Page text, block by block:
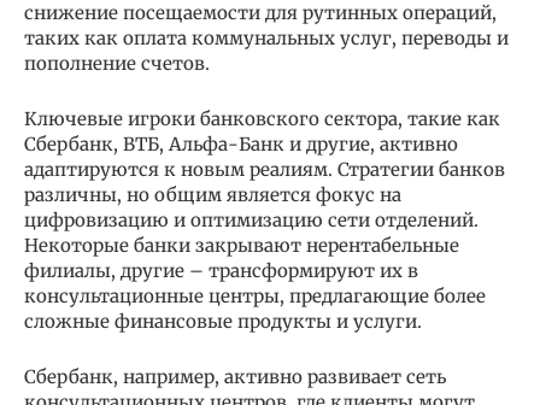
снижение посещаемости для рутинных операций,
таких как оплата коммунальных услуг, переводы и
пополнение счетов.
Ключевые игроки банковского сектора, такие как
Сбербанк, ВТБ, Альфа-Банк и другие, активно
адаптируются к новым реалиям. Стратегии банков
различны, но общим является фокус на
цифровизацию и оптимизацию сети отделений.
Некоторые банки закрывают нерентабельные
филиалы, другие – трансформируют их в
консультационные центры, предлагающие более
сложные финансовые продукты и услуги.
Сбербанк, например, активно развивает сеть